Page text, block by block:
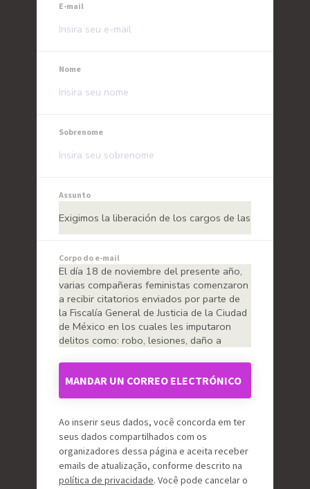
E-mail
Nome
Sobrenome
Assunto
Corpo do e-mail
MANDAR UN CORREO ELECTRÓNICO
Ao inserir seus dados, você concorda em ter
seus dados compartilhados com os
organizadores dessa página e aceita receber
emails de atualização, conforme descrito na
política de privacidade. Você pode cancelar o